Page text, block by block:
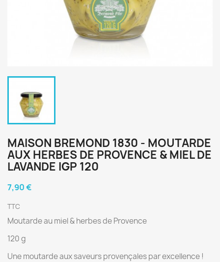
MAISON BREMOND 1830 - MOUTARDE
AUX HERBES DE PROVENCE & MIEL DE
LAVANDE IGP 120
7,90 €
TTC
Moutarde au miel & herbes de Provence
120 g
Une moutarde aux saveurs provençales par excellence !